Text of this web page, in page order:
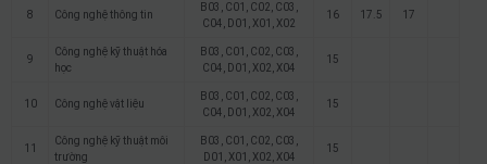
8 Công nghệ thông tin
B03, C01, C02, C03,
C04, D01, X01, X02
16 17.5 17
9
Công nghệ kỹ thuật hóa
học
B03, C01, C02, C03,
C04, D01, X02, X04
15
10 Công nghệ vật liệu
B03, C01, C02, C03,
C04, D01, X02, X04
15
11
Công nghệ kỹ thuật môi
trường
B03, C01, C02, C03,
D01, X01, X02, X04
15